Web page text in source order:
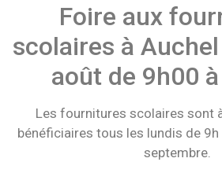
Foire aux
scolaires à
août de 9h00
Les fournitures scolaires sont
bénéficiaires tous les lundis de
septembre.